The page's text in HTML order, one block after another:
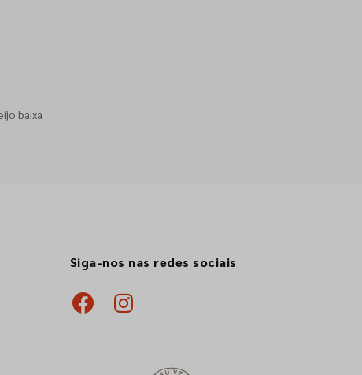
baixa
Siga-nos nas redes sociais